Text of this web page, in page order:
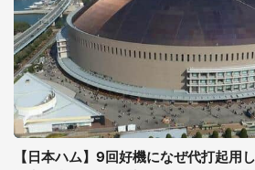
【日本ハム】9回好機になぜ代打起用